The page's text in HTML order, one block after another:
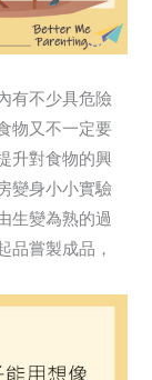
有不少具危險
物又不一定要
升對食物的興
變身小小實驗
生變為熟的過
品嘗製成品，